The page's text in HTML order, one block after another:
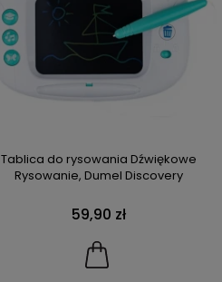
Tablica do rysowania Dźwiękowe
Rysowanie, Dumel Discovery
59,90 zł